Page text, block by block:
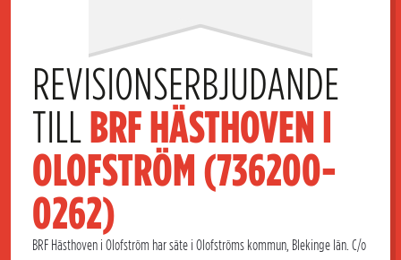
REVISIONSERBJUDANDE
TILL BRF HÄSTHOVEN I
OLOFSTRÖM (736200-
0262)
BRF Hästhoven i Olofström har säte i Olofströms kommun, Blekinge län. C/o